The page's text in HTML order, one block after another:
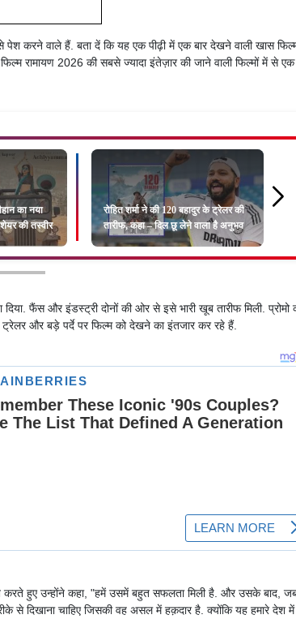
करने वाले हैं. बता दें कि यह एक पीढ़ी में एक बार देखने वाली खास
रामायण 2026 की सबसे ज्यादा इंतेज़ार की जाने वाली फिल्मों में से
का नया
की तस्वीर
रोहित शर्मा ने की 120 बहादुर के ट्रेलर की
तारीफ, कहा – दिल छू लेने वाला है अनुभव
फैंस और इंडस्ट्री दोनों की ओर से इसे भारी खूब तारीफ मिली. प्रोमो
और बड़े पर्दे पर फिल्म को देखने का इंतजार कर रहे हैं.
हुए उन्होंने कहा, "हमें उसमें बहुत सफलता मिली है. और उसके बाद,
से दिखाना चाहिए जिसकी वह असल में हक़दार है. क्योंकि यह हमारे देश में